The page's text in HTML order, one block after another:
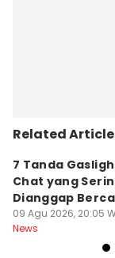
Related
7 Tanda
Chat yang
Dianggap
Hati-Hati!
09 Agu 2026, 20:05
News